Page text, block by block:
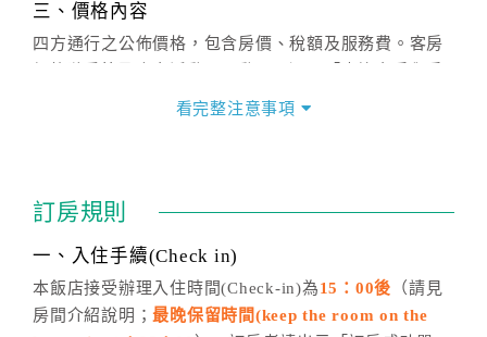
三、價格內容
四方通行之公佈價格，包含房價、稅額及服務費。客房
價」之當日價格為標準。
話方式異動訂單。
※非客服時間之申辦異動，皆為次日計算及辦理。
五、客服時間
週一至週日，上午9:00～晚上6:00
看完整注意事項
訂房規則
一、入住手續(Check in)
本飯店接受辦理入住時間(Check-in)為15：00後 （請見
房間介紹說明；最晚保留時間(keep the room on the